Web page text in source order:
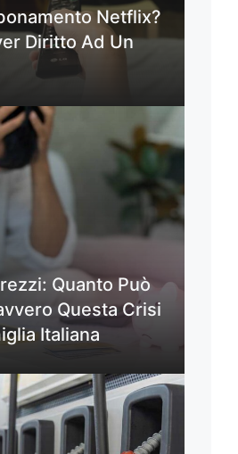
Netflix?
Diritto Ad Un
Quanto Può
Questa Crisi
Italiana